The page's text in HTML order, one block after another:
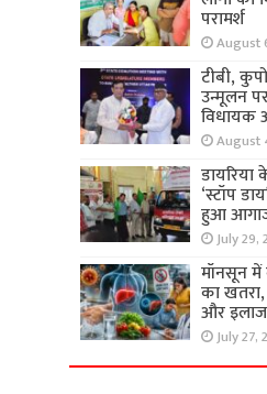
परामर्श
August
टीबी,
उन्मूलन
विधायक
August
‘स्टॉप
हुआ
July 29,
मॉनसून में
का
और
July 27,